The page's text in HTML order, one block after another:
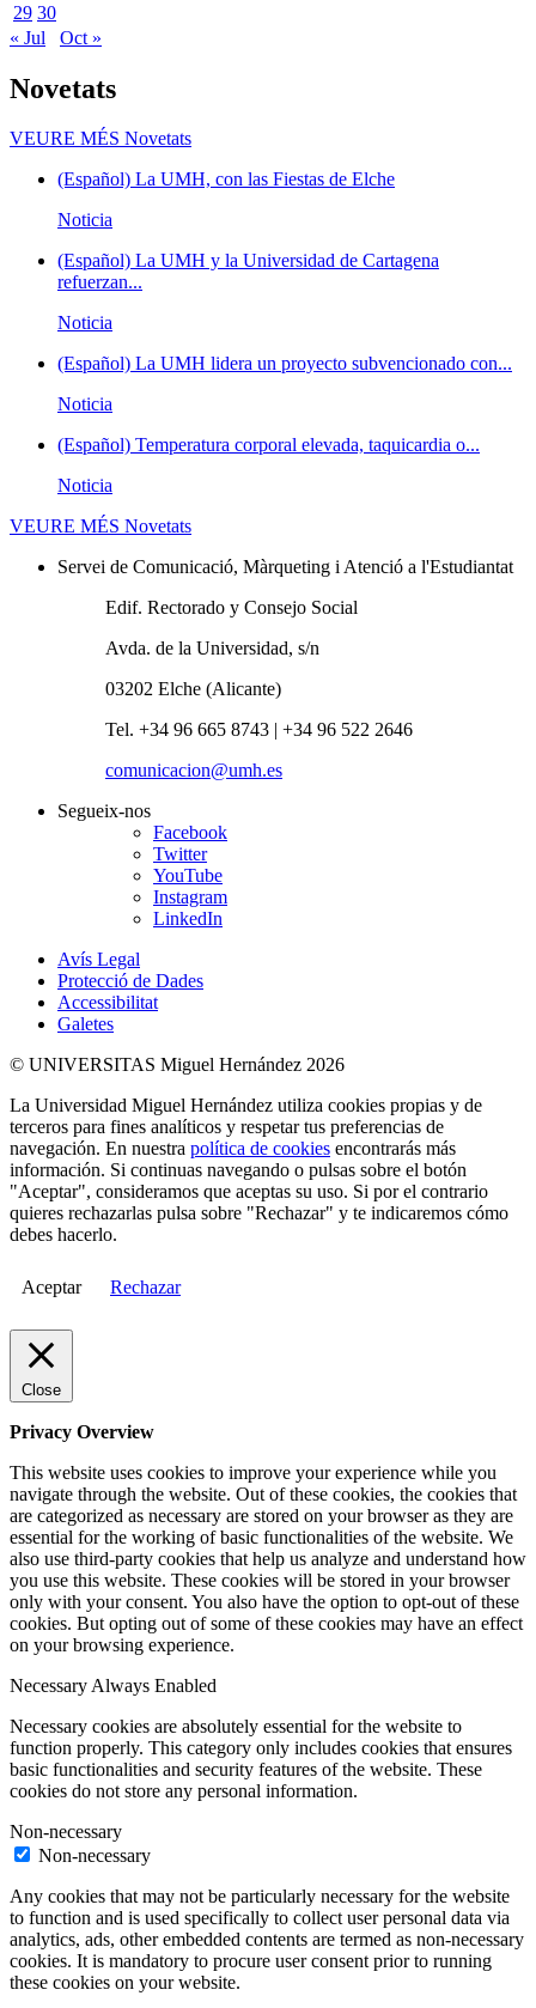
29 30
« Jul
Oct »
Novetats
VEURE MÉS Novetats
(Español) La UMH, con las Fiestas de Elche
Noticia
(Español) La UMH y la Universidad de Cartagena
refuerzan...
Noticia
(Español) La UMH lidera un proyecto subvencionado con...
Noticia
(Español) Temperatura corporal elevada, taquicardia o...
Noticia
VEURE MÉS Novetats
Servei de Comunicació, Màrqueting i Atenció a l'Estudiantat
Edif. Rectorado y Consejo Social
Avda. de la Universidad, s/n
03202 Elche (Alicante)
Tel. +34 96 665 8743 | +34 96 522 2646
comunicacion@umh.es
Segueix-nos
Facebook
Twitter
YouTube
Instagram
LinkedIn
Avís Legal
Protecció de Dades
Accessibilitat
Galetes
© UNIVERSITAS Miguel Hernández 2026
La Universidad Miguel Hernández utiliza cookies propias y de
terceros para fines analíticos y respetar tus preferencias de
navegación. En nuestra política de cookies encontrarás más
información. Si continuas navegando o pulsas sobre el botón
"Aceptar", consideramos que aceptas su uso. Si por el contrario
quieres rechazarlas pulsa sobre "Rechazar" y te indicaremos cómo
debes hacerlo.
Aceptar Rechazar
Close
Privacy Overview
This website uses cookies to improve your experience while you
navigate through the website. Out of these cookies, the cookies that
are categorized as necessary are stored on your browser as they are
essential for the working of basic functionalities of the website. We
also use third-party cookies that help us analyze and understand how
you use this website. These cookies will be stored in your browser
only with your consent. You also have the option to opt-out of these
cookies. But opting out of some of these cookies may have an effect
on your browsing experience.
NecessaryAlways Enabled
Necessary cookies are absolutely essential for the website to
function properly. This category only includes cookies that ensures
basic functionalities and security features of the website. These
cookies do not store any personal information.
Non-necessary
Non-necessary
Any cookies that may not be particularly necessary for the website
to function and is used specifically to collect user personal data via
analytics, ads, other embedded contents are termed as non-necessary
cookies. It is mandatory to procure user consent prior to running
these cookies on your website.